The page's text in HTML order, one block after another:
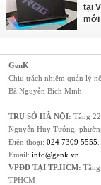
tại
GenK
Chịu trách nhiệm quản lý
Bà Nguyễn Bích Minh
TRỤ SỞ HÀ NỘI: Tầng
Nguyễn Huy Tưởng,
Điện thoại: 024 7309 5555
Email: info@genk.vn
VPĐD TẠI TP.HCM:
TPHCM